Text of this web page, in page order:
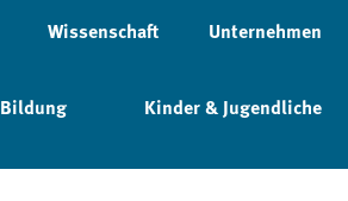
Wissenschaft Unternehmen
Bildung Kinder & Jugendliche